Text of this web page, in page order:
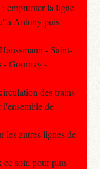
emprunter la ligne
Antony puis
- Saint-
- Gournay -
des trains
l'ensemble de
les autres lignes de
soir, pour plus